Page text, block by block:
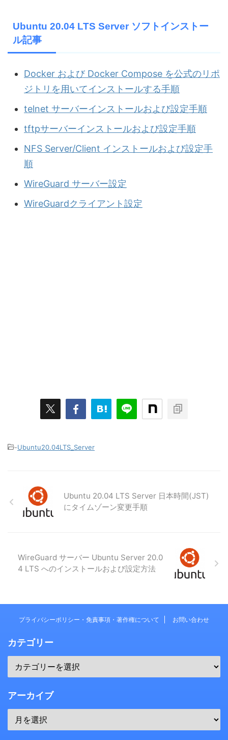
Ubuntu 20.04 LTS Server ソフトインストー
ル記事
Docker および Docker Compose を公式のリポ
ジトリを用いてインストールする手順
telnet サーバーインストールおよび設定手順
tftpサーバーインストールおよび設定手順
NFS Server/Client インストールおよび設定手
順
WireGuard サーバー設定
WireGuardクライアント設定
-Ubuntu20.04LTS_Server
Ubuntu 20.04 LTS Server 日本時間(JST)
にタイムゾーン変更手順
WireGuard サーバー Ubuntu Server 20.0
4 LTS へのインストールおよび設定方法
プライバシーポリシー・免責事項・著作権について お問い合わせ
カテゴリー
アーカイブ